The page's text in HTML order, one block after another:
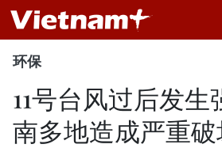
环保
11号台风过后发
南多地造成严重